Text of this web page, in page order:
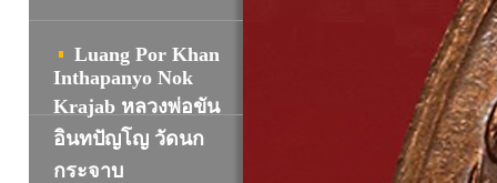
Luang Por Khan
Inthapanyo Nok
Krajab หลวงพ่อขัน
อินทปัญโญ วัดนก
กระจาบ